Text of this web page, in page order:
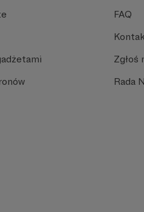
to zrobić? Dołączając do gronaFAQ
Zgłoś
Rada